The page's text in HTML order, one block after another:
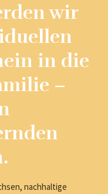
wir
in die
–
nachhaltige